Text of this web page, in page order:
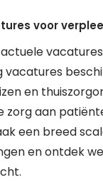
voor
en
zorg aan
een breed
en ontdek